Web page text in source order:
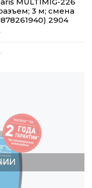
MULTIMIG-226
3 м; смена
2904